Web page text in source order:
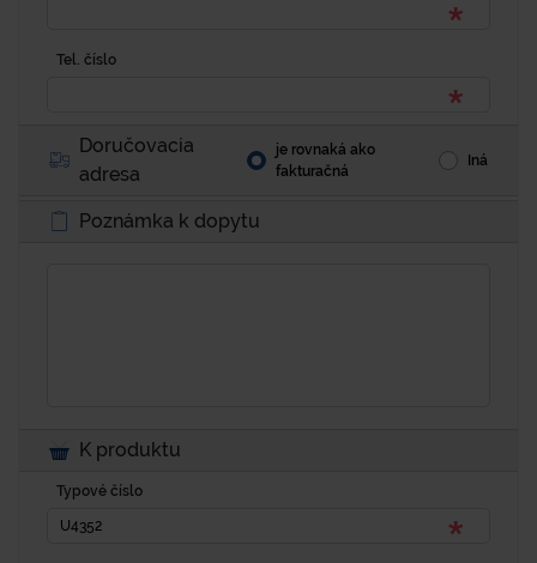
Tel. číslo
Doručovacia
adresa
je rovnaká ako
fakturačná
Iná
Poznámka k dopytu
K produktu
Typové číslo